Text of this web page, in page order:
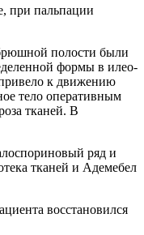
при пальпации
полости были
формы в илео-
к движению
тело оперативным
тканей. В
ряд и
тканей и Адемебел
восстановился